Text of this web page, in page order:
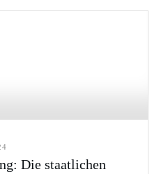
Die staatlichen